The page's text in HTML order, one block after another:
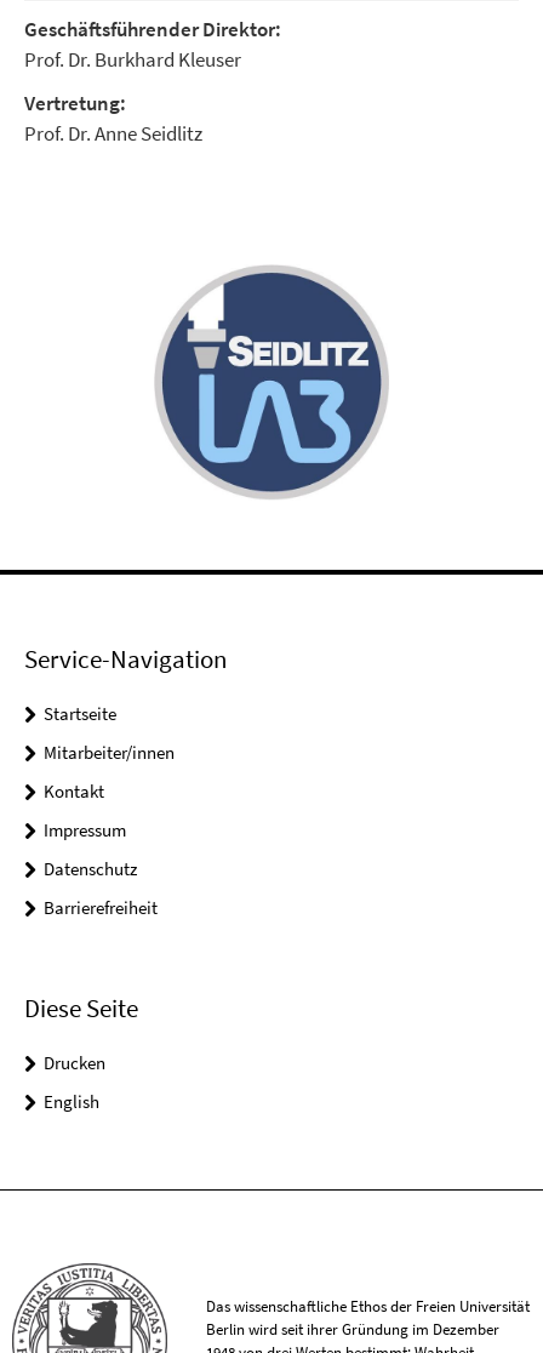
Geschäftsführender Direktor:
Prof. Dr. Burkhard Kleuser
Vertretung:
Prof. Dr. Anne Seidlitz
Service-Navigation
Startseite
Mitarbeiter/innen
Kontakt
Impressum
Datenschutz
Barrierefreiheit
Diese Seite
Drucken
English
Das wissenschaftliche Ethos der Freien Universität
Berlin wird seit ihrer Gründung im Dezember